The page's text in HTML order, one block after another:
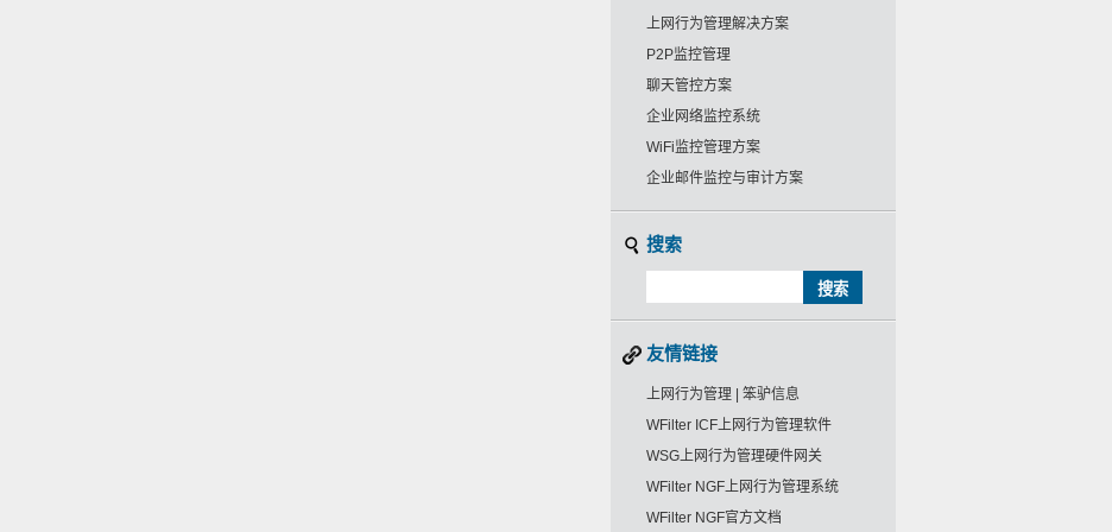
上网行为管理解决方案
P2P监控管理
聊天管控方案
企业网络监控系统
WiFi监控管理方案
企业邮件监控与审计方案
搜索
友情链接
上网行为管理 | 笨驴信息
WFilter ICF上网行为管理软件
WSG上网行为管理硬件网关
WFilter NGF上网行为管理系统
WFilter NGF官方文档